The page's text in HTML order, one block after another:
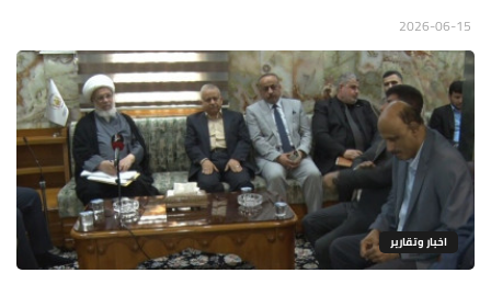
اخبار وتقارير